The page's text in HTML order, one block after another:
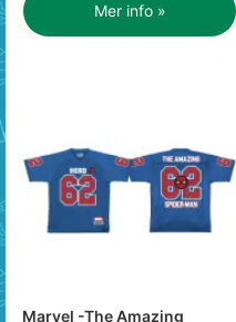
Mer info »
Marvel -The Amazing